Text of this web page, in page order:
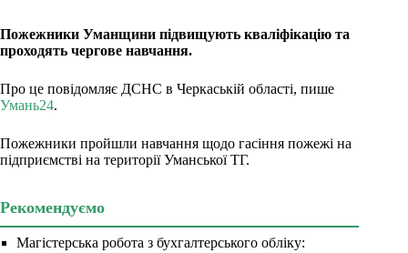
Пожежники Уманщини підвищують кваліфікацію та
проходять чергове навчання.
Про це повідомляє ДСНС в Черкаській області, пише
Умань24.
Пожежники пройшли навчання щодо гасіння пожежі на
підприємстві на території Уманської ТГ.
Рекомендуємо
Магістерська робота з бухгалтерського обліку: